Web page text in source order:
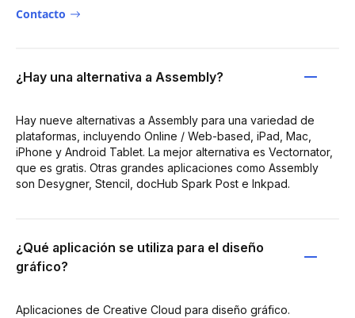
Contacto
¿Hay una alternativa a Assembly?
Hay nueve alternativas a Assembly para una variedad de
plataformas, incluyendo Online / Web-based, iPad, Mac,
iPhone y Android Tablet. La mejor alternativa es Vectornator,
que es gratis. Otras grandes aplicaciones como Assembly
son Desygner, Stencil, docHub Spark Post e Inkpad.
¿Qué aplicación se utiliza para el diseño
gráfico?
Aplicaciones de Creative Cloud para diseño gráfico.